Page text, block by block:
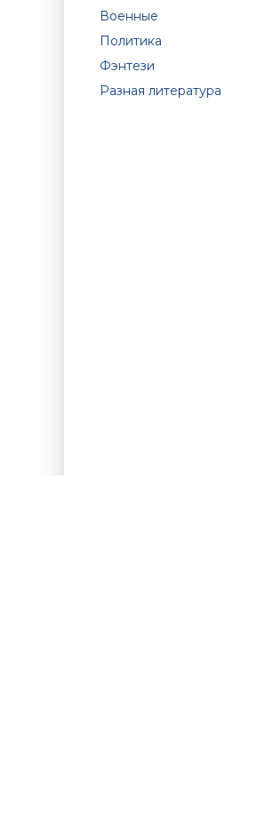
Военные
Политика
Фэнтези
Разная литература